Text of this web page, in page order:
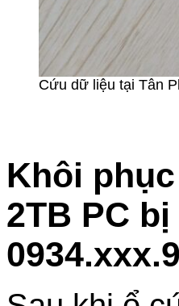
Cứu dữ liệu tại Tân
Khôi
2TB PC